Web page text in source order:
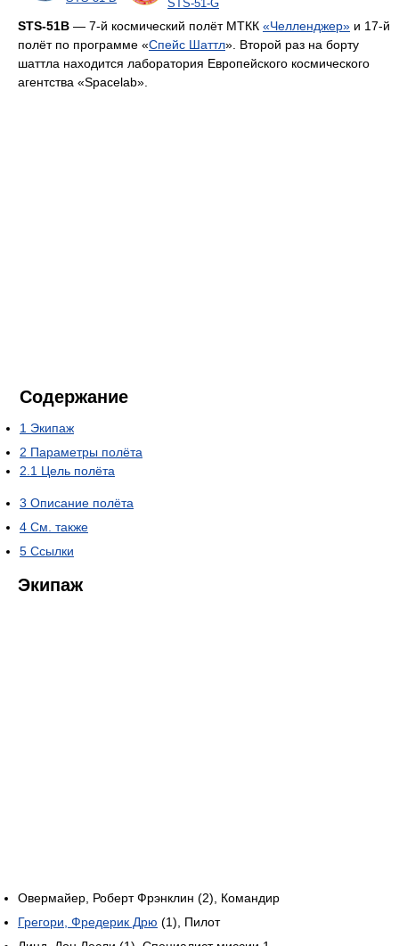
STS-51-G
STS-51B — 7-й космический полёт МТКК «Челленджер» и 17-й
полёт по программе «Спейс Шаттл». Второй раз на борту
шаттла находится лаборатория Европейского космического
агентства «Spacelab».
Содержание
1 Экипаж
2 Параметры полёта
2.1 Цель полёта
3 Описание полёта
4 См. также
5 Ссылки
Экипаж
Овермайер, Роберт Фрэнклин (2), Командир
Грегори, Фредерик Дрю (1), Пилот